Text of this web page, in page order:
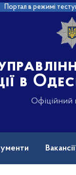
Портал в режимі
в
Офіційний
Вакансії